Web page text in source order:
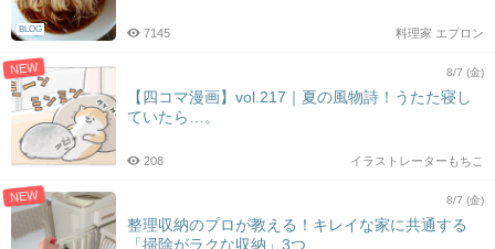
BLOG 料理家 エプロン
7145
NEW 8/7 (金)
【四コマ漫画】vol.217｜夏の風物詩！うたた寝し
ていたら…。
イラストレーターもちこ
208
NEW 8/7 (金)
整理収納のプロが教える！キレイな家に共通する
「掃除がラクな収納」3つ